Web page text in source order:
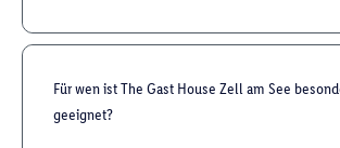
Für wen ist The Gast House Zell am See
geeignet?